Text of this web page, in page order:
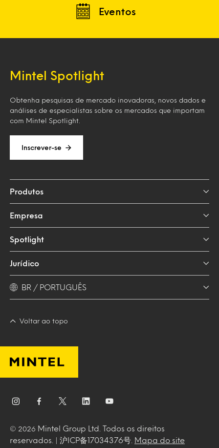
Eventos
Mintel Spotlight
Obtenha pesquisas de mercado inovadoras, novos dados e
análises de especialistas sobre os mercados que importam
com Mintel Spotlight.
Inscrever-se
Produtos
Empresa
Spotlight
Jurídico
BR / PORTUGUÊS
Voltar ao topo
© 2026
Mintel Group Ltd. Todos os direitos
reservados. | 沪ICP备17034376号.
Mapa do site